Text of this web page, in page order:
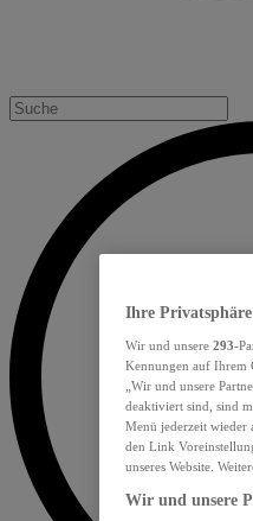
Ihre
Wir und unsere 293-
Kennungen auf Ihrem
„Wir und unsere
deaktiviert sind, sind
Menü jederzeit
den Link
unseres Website.
Wir und unsere